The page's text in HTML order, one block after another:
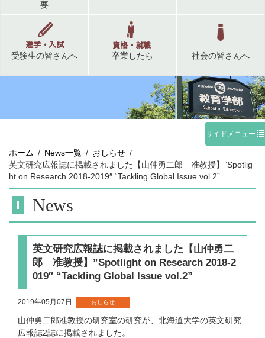
要
受験生の皆さんへ 卒業したら 社会の皆さんへ
サイドメニュー
ホーム News一覧
おしらせ
英文研究広報誌に掲載されました【山仲勇二郎 准教授】”Spotlig
ht on Research 2018-2019″ “Tackling Global Issue vol.2”
News
英文研究広報誌に掲載されました【山仲勇二
郎 准教授】”Spotlight on Research 2018-2
019″ “Tackling Global Issue vol.2”
2019年05月07日 おしらせ
山仲勇二郎准教授の研究室の研究が、北海道大学の英文研究
広報誌2誌に掲載されました。